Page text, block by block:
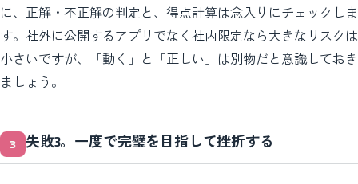
に、正解・不正解の判定と、得点計算は念入りにチェックしま
す。社外に公開するアプリでなく社内限定なら大きなリスクは
小さいですが、「動く」と「正しい」は別物だと意識しておき
ましょう。
失敗3。一度で完璧を目指して挫折する